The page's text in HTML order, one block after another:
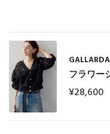
フラワー
¥28,600